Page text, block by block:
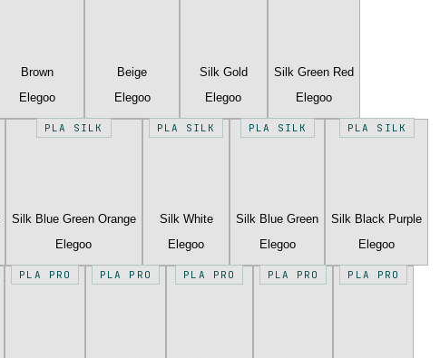
Brown
Elegoo
Beige
Elegoo
Silk Gold
Elegoo
Silk Green Red
Elegoo
PLA SILK
Silk Blue Green Orange
Elegoo
PLA SILK
Silk White
Elegoo
PLA SILK
Silk Blue Green
Elegoo
PLA SILK
Silk Black Purple
Elegoo
PLA PRO PLA PRO PLA PRO PLA PRO PLA PRO